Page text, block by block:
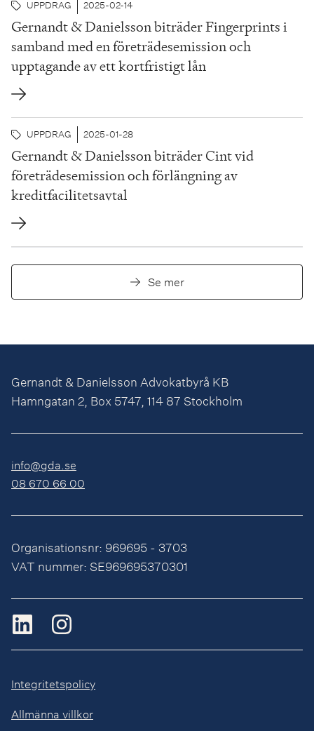
UPPDRAG 2025-02-14
Gernandt & Danielsson biträder Fingerprints i
samband med en företrädesemission och
upptagande av ett kortfristigt lån
UPPDRAG 2025-01-28
Gernandt & Danielsson biträder Cint vid
företrädesemission och förlängning av
kreditfacilitetsavtal
Se mer
Gernandt & Danielsson Advokatbyrå KB
Hamngatan 2, Box 5747, 114 87 Stockholm
info@gda.se
08 670 66 00
Organisationsnr: 969695 - 3703
VAT nummer: SE969695370301
Integritetspolicy
Allmänna villkor